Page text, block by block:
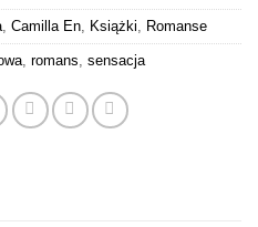
, Camilla En, Książki Romanse
, romans sensacja